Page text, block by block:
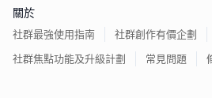
關於
社群最強使用指南
社群創作有價企劃
社群焦點功能及升級計劃
常見問題